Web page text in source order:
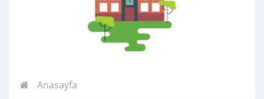
Anasayfa